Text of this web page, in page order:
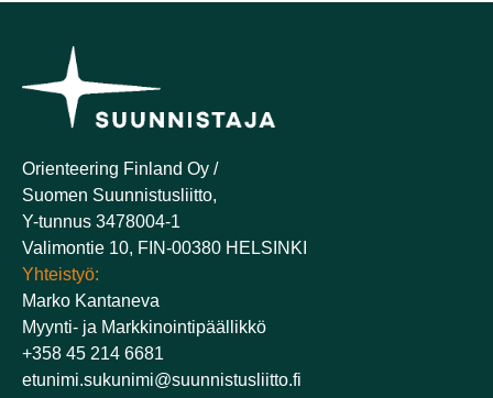
Orienteering Finland Oy /
Suomen Suunnistusliitto,
Y-tunnus 3478004-1
Valimontie 10, FIN-00380 HELSINKI
Yhteistyö:
Marko Kantaneva
Myynti- ja Markkinointipäällikkö
+358 45 214 6681
etunimi.sukunimi@suunnistusliitto.fi